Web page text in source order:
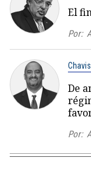
El
Por:
De
Por: